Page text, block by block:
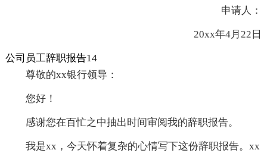
申请人：
20xx年4月22日
公司员工辞职报告14
尊敬的xx银行领导：
您好！
感谢您在百忙之中抽出时间审阅我的辞职报告。
我是xx，今天怀着复杂的心情写下这份辞职报告。xx